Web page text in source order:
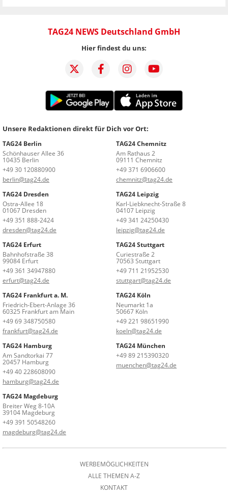
TAG24 NEWS Deutschland GmbH
Hier findest du uns:
Unsere Redaktionen direkt für Dich vor Ort:
TAG24 Berlin
Schönhauser Allee 36
10435 Berlin
+49 30 120880900
berlin@tag24.de
TAG24 Chemnitz
Am Rathaus 2
09111 Chemnitz
+49 371 6906600
chemnitz@tag24.de
TAG24 Dresden
Ostra-Allee 18
01067 Dresden
+49 351 888-2424
dresden@tag24.de
TAG24 Leipzig
Karl-Liebknecht-Straße 8
04107 Leipzig
+49 341 24250430
leipzig@tag24.de
TAG24 Erfurt
Bahnhofstraße 38
99084 Erfurt
+49 361 34947880
erfurt@tag24.de
TAG24 Stuttgart
Curiestraße 2
70563 Stuttgart
+49 711 21952530
stuttgart@tag24.de
TAG24 Frankfurt a. M.
Friedrich-Ebert-Anlage 36
60325 Frankfurt am Main
+49 69 348750580
frankfurt@tag24.de
TAG24 Köln
Neumarkt 1a
50667 Köln
+49 221 98651990
koeln@tag24.de
TAG24 Hamburg
Am Sandtorkai 77
20457 Hamburg
+49 40 228608090
hamburg@tag24.de
TAG24 München
+49 89 215390320
muenchen@tag24.de
TAG24 Magdeburg
Breiter Weg 8-10A
39104 Magdeburg
+49 391 50548260
magdeburg@tag24.de
WERBEMÖGLICHKEITEN
ALLE THEMEN A-Z
KONTAKT